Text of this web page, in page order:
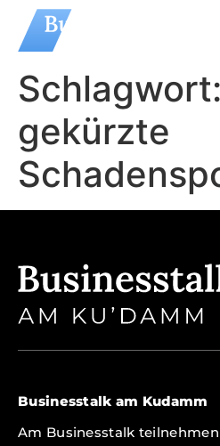
Schlagwort:
gekürzte
Businesstalk am Kudamm
Am Businesstalk teilnehmen